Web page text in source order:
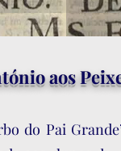
aos
do Pai